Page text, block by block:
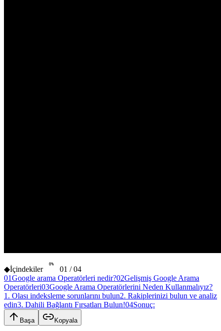
◆İçindekiler
0%
01 /04
01Google arama Operatörleri nedir?02Gelişmiş Google Arama
Operatörleri03Google Arama Operatörlerini Neden Kullanmalıyız?
1. Olası indeksleme sorunlarını bulun2. Rakiplerinizi bulun ve analiz
edin3. Dahili Bağlantı Fırsatları Bulun!04Sonuç:
Başa Kopyala